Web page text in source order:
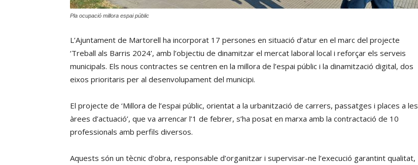
Pla ocupació millora espai públic
L’Ajuntament de Martorell ha incorporat 17 persones en situació d’atur en el marc del projecte
‘Treball als Barris 2024’, amb l’objectiu de dinamitzar el mercat laboral local i reforçar els serveis
municipals. Els nous contractes se centren en la millora de l’espai públic i la dinamització digital, dos
eixos prioritaris per al desenvolupament del municipi.
El projecte de ‘Millora de l’espai públic, orientat a la urbanització de carrers, passatges i places a les
àrees d’actuació’, que va arrencar l’1 de febrer, s’ha posat en marxa amb la contractació de 10
professionals amb perfils diversos.
Aquests són un tècnic d’obra, responsable d’organitzar i supervisar-ne l’execució garantint qualitat,